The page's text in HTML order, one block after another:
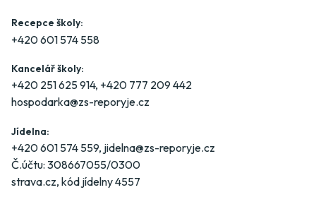
Recepce školy:
+420 601 574 558
Kancelář školy:
+420 251 625 914, +420 777 209 442
hospodarka@zs-reporyje.cz
Jídelna:
+420 601 574 559, jidelna@zs-reporyje.cz
Č.účtu: 308667055/0300
strava.cz, kód jídelny 4557